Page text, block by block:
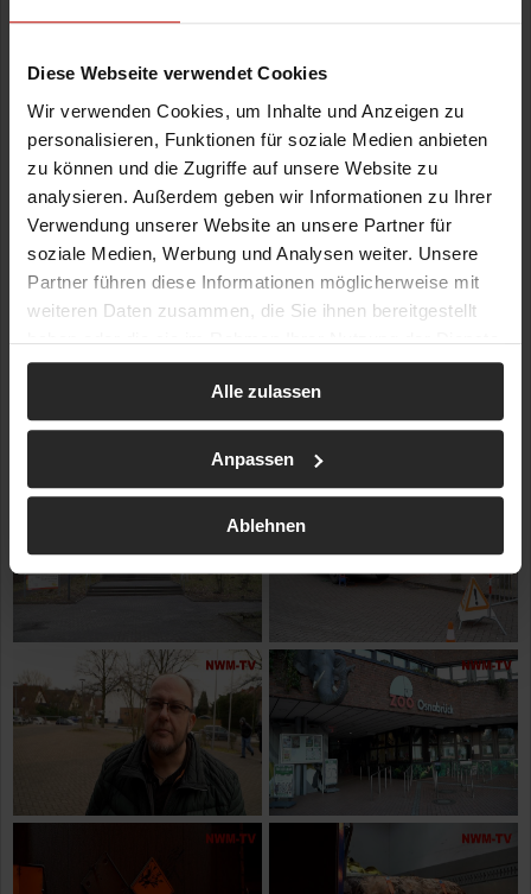
Diese Webseite verwendet Cookies
Wir verwenden Cookies, um Inhalte und Anzeigen zu
personalisieren, Funktionen für soziale Medien anbieten
zu können und die Zugriffe auf unsere Website zu
analysieren. Außerdem geben wir Informationen zu Ihrer
Verwendung unserer Website an unsere Partner für
soziale Medien, Werbung und Analysen weiter. Unsere
Partner führen diese Informationen möglicherweise mit
weiteren Daten zusammen, die Sie ihnen bereitgestellt
haben oder die sie im Rahmen Ihrer Nutzung der Dienste
gesammelt haben.
Alle zulassen
Anpassen
Ablehnen